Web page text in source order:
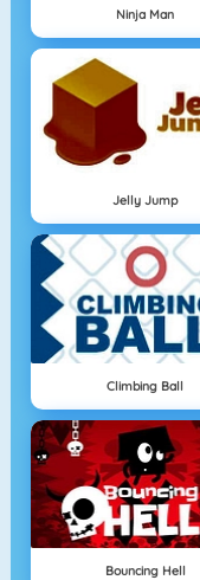
Ninja Man
Jelly Jump
Climbing Ball
Bouncing Hell